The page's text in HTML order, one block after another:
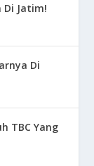
Di Jatim!
Di
TBC Yang